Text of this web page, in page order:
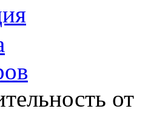
от